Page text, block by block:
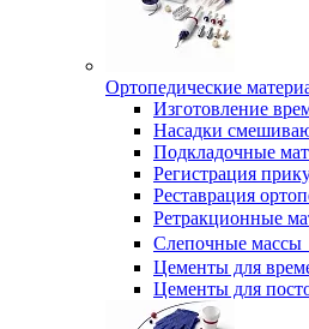
Ортопедические
Изготовление
Насадки
Подкладочные
Регистрация
Реставрация
Ретракционные
Слепочные массы
Цементы для
Цементы для